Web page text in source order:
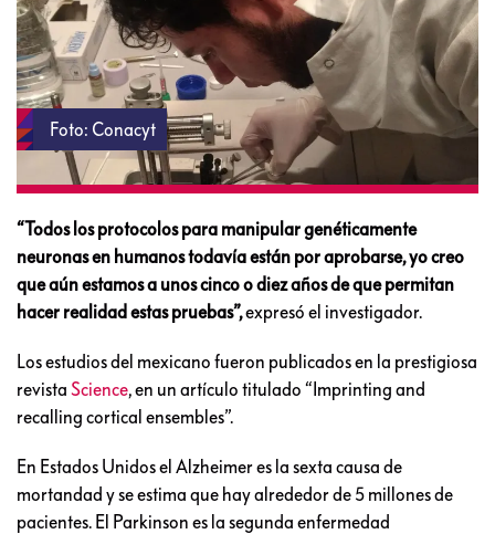
Foto: Conacyt
“Todos los protocolos para manipular genéticamente
neuronas en humanos todavía están por aprobarse, yo creo
que aún estamos a unos cinco o diez años de que permitan
hacer realidad estas pruebas”,expresó el investigador.
Los estudios del mexicano fueron publicados en la prestigiosa
revista Science, en un artículo titulado “Imprinting and
recalling cortical ensembles”.
En Estados Unidos el Alzheimer es la sexta causa de
mortandad y se estima que hay alrededor de 5 millones de
pacientes. El Parkinson es la segunda enfermedad